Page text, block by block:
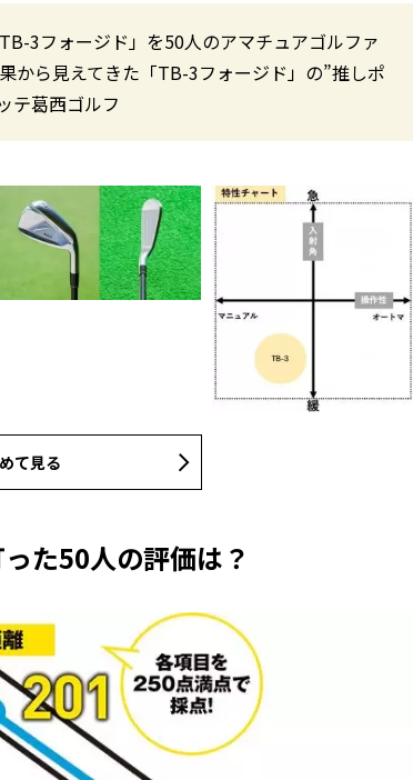
3フォージド」を50人のアマチュアゴルファ
から見えてきた「TB-3フォージド」の”推しポ
テ葛西ゴルフ
て見る
た50人の評価は？